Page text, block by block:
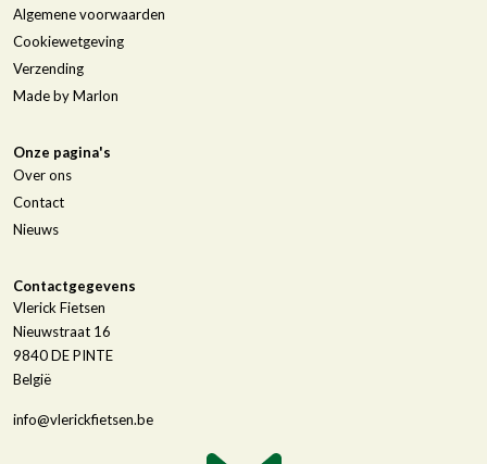
Algemene voorwaarden
Cookiewetgeving
Verzending
Made by Marlon
Onze pagina's
Over ons
Contact
Nieuws
Contactgegevens
Vlerick Fietsen
Nieuwstraat 16
9840DE PINTE
België
info@vlerickfietsen.be